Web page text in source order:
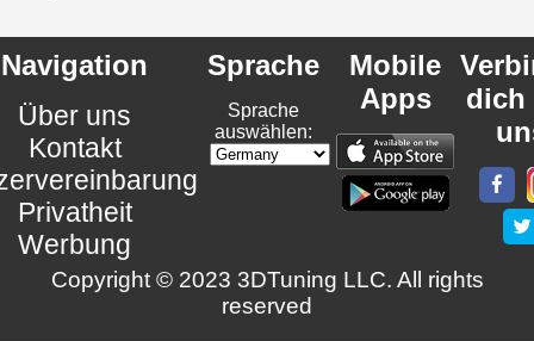
Navigation
Über uns
Kontakt
Privatheit
Werbung
Sprache
Sprache
auswählen:
Mobile
Apps
dich
Copyright © 2023 3DTuning LLC. All rights
reserved